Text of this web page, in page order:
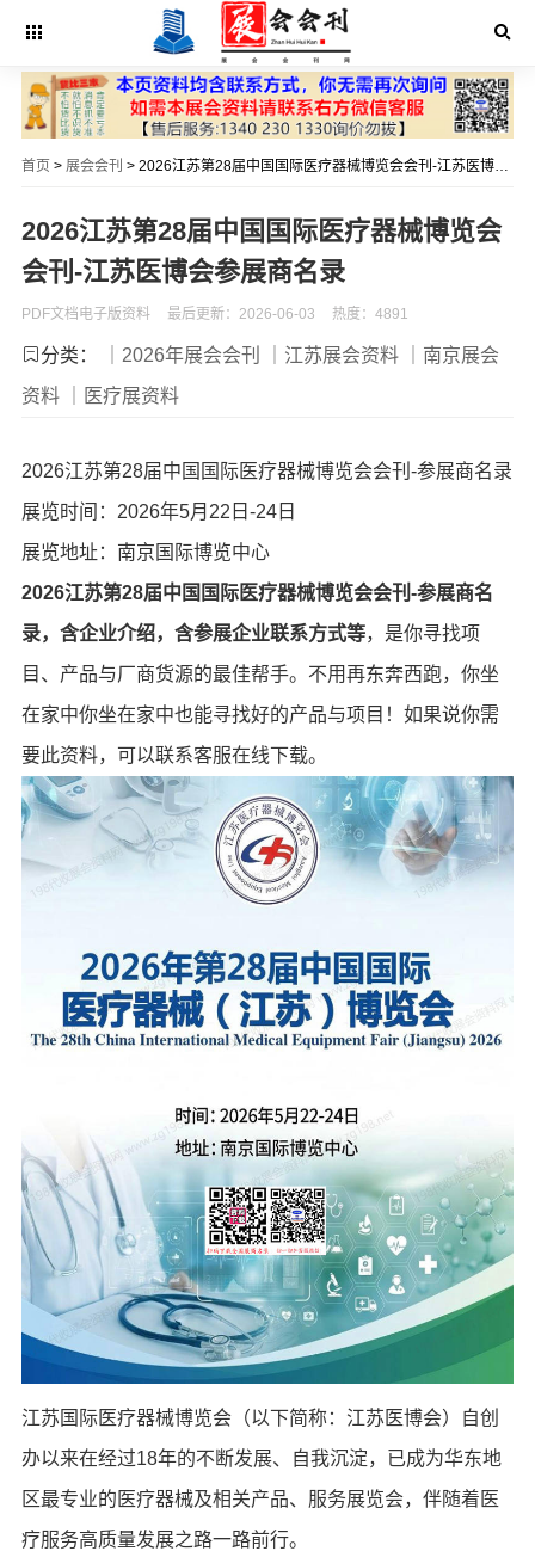
首页 > 展会会刊 > 2026江苏第28届中国国际医疗器械博览会会刊-江苏医博会参展商名录
2026江苏第28届中国国际医疗器械博览会
会刊-江苏医博会参展商名录
PDF文档电子版资料 最后更新：2026-06-03 热度：4891
分类： ｜2026年展会会刊 ｜江苏展会资料
｜南京展会
资料
｜医疗展资料
2026江苏第28届中国国际医疗器械博览会会刊-参展商名录
展览时间：2026年5月22日-24日
展览地址：南京国际博览中心
2026江苏第28届中国国际医疗器械博览会会刊-参展商名
录，含企业介绍，含参展企业联系方式等，是你寻找项
目、产品与厂商货源的最佳帮手。不用再东奔西跑，你坐
在家中你坐在家中也能寻找好的产品与项目！如果说你需
要此资料，可以联系客服在线下载。
江苏国际医疗器械博览会（以下简称：江苏医博会）自创
办以来在经过18年的不断发展、自我沉淀，已成为华东地
区最专业的医疗器械及相关产品、服务展览会，伴随着医
疗服务高质量发展之路一路前行。